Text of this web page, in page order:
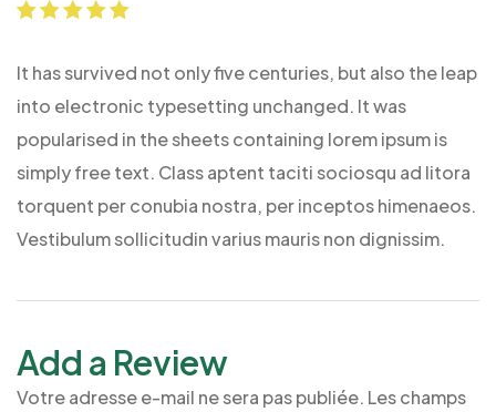
It has survived not only five centuries, but also the leap
into electronic typesetting unchanged. It was
popularised in the sheets containing lorem ipsum is
simply free text. Class aptent taciti sociosqu ad litora
torquent per conubia nostra, per inceptos himenaeos.
Vestibulum sollicitudin varius mauris non dignissim.
Add a Review
Votre adresse e-mail ne sera pas publiée. Les champs